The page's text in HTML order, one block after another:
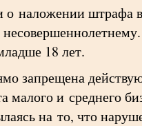
о наложении штрафа
18 лет.
запрещена
малого и среднего
на то, что